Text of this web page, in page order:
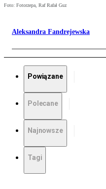
Foto: Fotorzepa, Raf Rafał Guz
Aleksandra Fandrejewska
Powiązane
Polecane
Najnowsze
Tagi